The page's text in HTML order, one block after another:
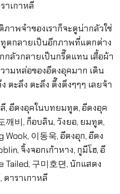
าพจำของเราก็จะดูน่ากลัวใช่
ตกลายเป็นอีกภาพที่แตกต่าง
กลัวกลายเป็นกรี๊ดแทน เสื้อผ้า
ามหล่อของอีดงอุคมาก เดิน
ตะลึง ตะลึง ตึ๊งตึงๆๆๆ เลยจ้า